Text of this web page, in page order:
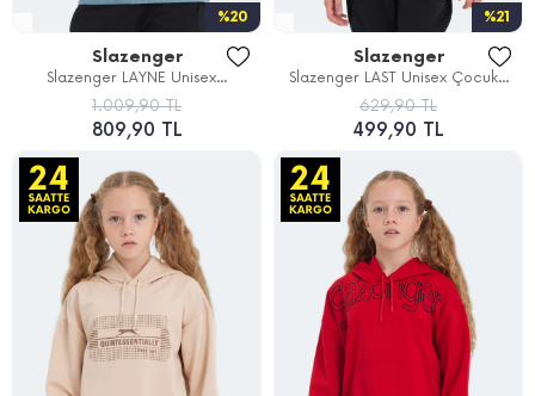
%20
Slazenger
Slazenger LAYNE Unisex...
1.009,90 TL
809,90 TL
%21
Slazenger
Slazenger LAST Unisex Çocuk...
629,90 TL
499,90 TL